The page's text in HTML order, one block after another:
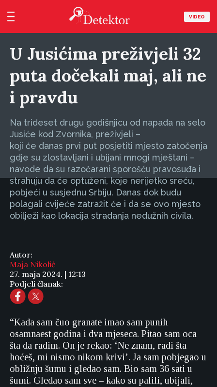
VIDEO
U Jusićima preživjeli 32
puta dočekali maj, ali ne
i pravdu
Na trideset drugu godišnjicu od napada na selo
Jusiće kod Zvornika, preživjeli –
koji će danas prvi put posjetiti mjesto zatočenja
gdje su zlostavljani i ubijani mnogi mještani –
navode da su razočarani sporošću pravosuđa i
strahuju da će optuženi, koje nerijetko sreću,
pobjeći u susjednu Srbiju. Danas dok budu
polagali cvijeće zatražit će i da se ovo mjesto
obilježi kao lokacija stradanja nedužnih civila.
Autor:
Maja Nikolić
27. maja 2024. | 12:13
Podjeli članak:
“Kada sam čuo granate imao sam punih
osamnaest godina i dva mjeseca. Pitao sam oca
šta da radim. On je rekao: ‘Ne znam, radi šta
hoćeš, mi nismo nikom krivi’. Ja sam pobjegao u
obližnju šumu i gledao sam. Bio sam 36 sati u
šumi. Gledao sam sve – kako su palili, ubijali,